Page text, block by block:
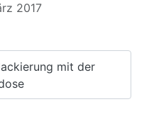
2017
mit der